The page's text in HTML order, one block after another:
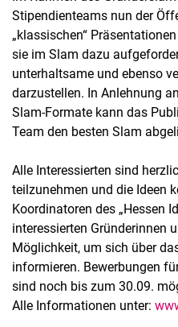
Stipendienteams nun der
„klassischen“
sie im Slam dazu
unterhaltsame und ebenso
darzustellen. In Anlehnung
Slam-Formate kann das
Team den besten Slam
Alle Interessierten sind
teilzunehmen und die Ideen
Koordinatoren des „Hessen
interessierten Gründerinnen
Möglichkeit, um sich über
informieren. Bewerbungen
sind noch bis zum 30.09.
Alle Informationen unter: